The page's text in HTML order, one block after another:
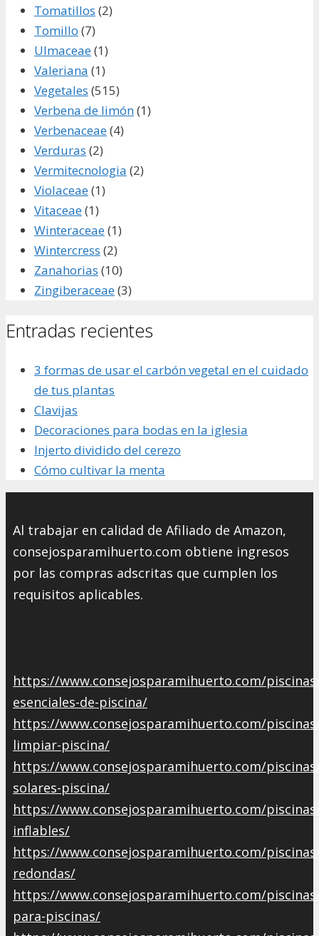
Tomatillos (2)
Tomillo (7)
Ulmaceae(1)
Valeriana (1)
Vegetales (515)
Verbena de limón(1)
Verbenaceae(4)
Verduras (2)
Vermitecnologia (2)
Violaceae(1)
Vitaceae(1)
Winteraceae(1)
Wintercress (2)
Zanahorias (10)
Zingiberaceae(3)
Entradas recientes
3 formas de usar el carbón vegetal en el cuidado
de tus plantas
Clavijas
Decoraciones para bodas en la iglesia
Injerto dividido del cerezo
Cómo cultivar la menta
Al trabajar en calidad de Afiliado de Amazon,
consejosparamihuerto.com obtiene ingresos
por las compras adscritas que cumplen los
requisitos aplicables.
https://www.consejosparamihuerto.com/
esenciales-de-piscina/
https://www.consejosparamihuerto.com/
limpiar-piscina/
https://www.consejosparamihuerto.com/
solares-piscina/
https://www.consejosparamihuerto.com/
inflables/
https://www.consejosparamihuerto.com/
redondas/
https://www.consejosparamihuerto.com/
para-piscinas/